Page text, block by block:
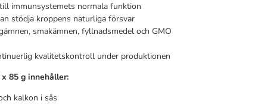
immunsystemets normala funktion
stödja kroppens naturliga försvar
smakämnen, fyllnadsmedel och GMO
kvalitetskontroll under produktionen
85 g innehåller:
kalkon i sås